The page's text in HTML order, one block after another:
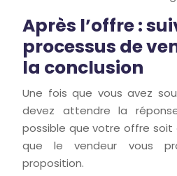
Après l’offre :
processus de
la conclusion
Une fois que vous avez
devez attendre la
possible que votre offre
que le vendeur vous
proposition.